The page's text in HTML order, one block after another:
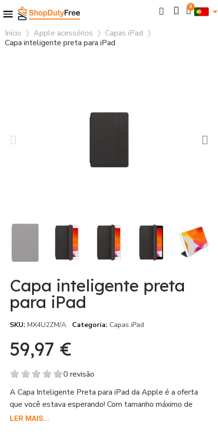
Início Apple acessórios
Capas iPad
Capa inteligente preta para iPad
Capa inteligente preta
para iPad
SKU MX4U2ZM/A Categoria Capas iPad
59,97 €
0 revisão
A Capa Inteligente Preta para iPad da Apple é a oferta
que você estava esperando! Com tamanho máximo de
tela de 26,7 cm (10,5), ela é perfeita para proteger e
LER MAIS...